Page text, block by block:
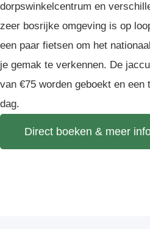
dorpswinkelcentrum en
zeer bosrijke omgeving is op
een paar fietsen om het
je gemak te verkennen. De
van €75 worden geboekt en
dag.
Direct boeken & meer